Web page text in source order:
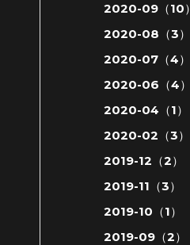
2020-09（10）
2020-08（3）
2020-07（4）
2020-06（4）
2020-04（1）
2020-02（3）
2019-12（2）
2019-11（3）
2019-10（1）
2019-09（2）